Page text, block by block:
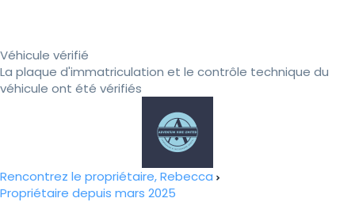
Véhicule vérifié
La plaque d'immatriculation et le contrôle technique du
véhicule ont été vérifiés
Rencontrez le propriétaire, Rebecca
Propriétaire depuis mars 2025